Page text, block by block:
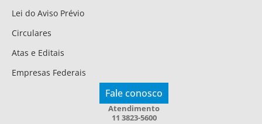
Lei do Aviso Prévio
Circulares
Atas e Editais
Empresas Federais
Fale conosco
Atendimento
11 3823-5600